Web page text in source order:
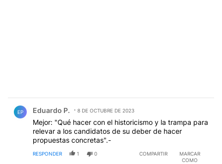
EP Eduardo P. 8 DE OCTUBRE DE 2023
Mejor: "Qué hacer con el historicismo y la trampa para
relevar a los candidatos de su deber de hacer
propuestas concretas".-
RESPONDER 1 0 COMPARTIR
MARCAR
COMO